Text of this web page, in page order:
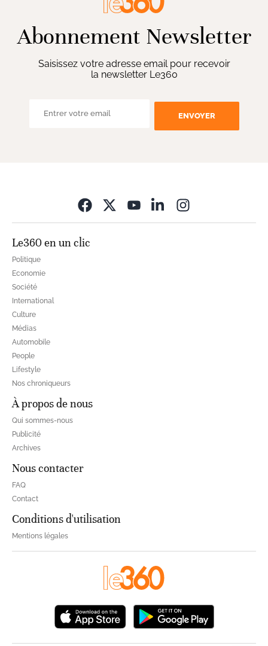
Abonnement Newsletter
Saisissez votre adresse email pour recevoir
la newsletter Le360
ENVOYER
Le360 en un clic
Politique
Economie
Société
International
Culture
Médias
Automobile
People
Lifestyle
Nos chroniqueurs
À propos de nous
Qui sommes-nous
Publicité
Archives
Nous contacter
FAQ
Contact
Conditions d'utilisation
Mentions légales